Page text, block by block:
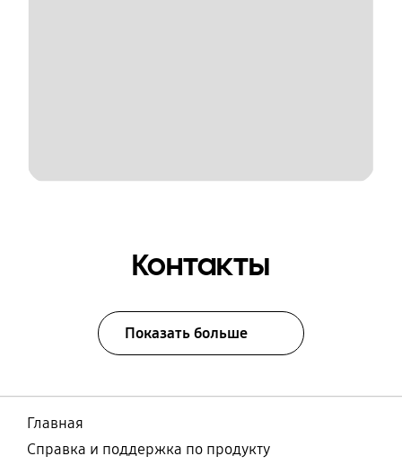
Контакты
Показать больше
Главная
Справка и поддержка по продукту